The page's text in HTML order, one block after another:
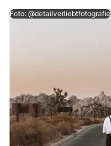
Foto: @detailverliebtfotografie